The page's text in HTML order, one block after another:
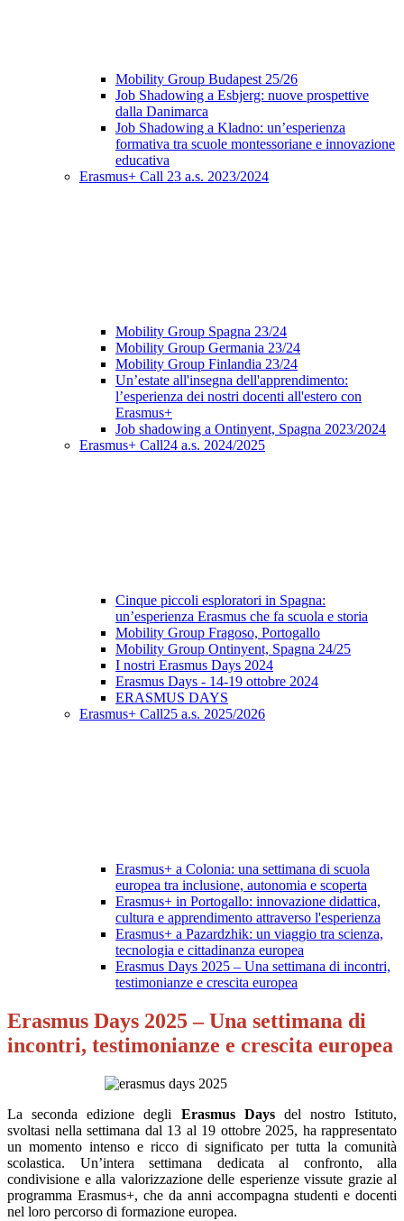
Mobility Group Budapest 25/26
Job Shadowing a Esbjerg: nuove prospettive
dalla Danimarca
Job Shadowing a Kladno: un’esperienza
formativa tra scuole montessoriane e innovazione
educativa
Erasmus+ Call 23 a.s. 2023/2024
Mobility Group Spagna 23/24
Mobility Group Germania 23/24
Mobility Group Finlandia 23/24
Un’estate all'insegna dell'apprendimento:
l’esperienza dei nostri docenti all'estero con
Erasmus+
Job shadowing a Ontinyent, Spagna 2023/2024
Erasmus+ Call24 a.s. 2024/2025
Cinque piccoli esploratori in Spagna:
un’esperienza Erasmus che fa scuola e storia
Mobility Group Fragoso, Portogallo
Mobility Group Ontinyent, Spagna 24/25
I nostri Erasmus Days 2024
Erasmus Days - 14-19 ottobre 2024
ERASMUS DAYS
Erasmus+ Call25 a.s. 2025/2026
Erasmus+ a Colonia: una settimana di scuola
europea tra inclusione, autonomia e scoperta
Erasmus+ in Portogallo: innovazione didattica,
cultura e apprendimento attraverso l'esperienza
Erasmus+ a Pazardzhik: un viaggio tra scienza,
tecnologia e cittadinanza europea
Erasmus Days 2025 – Una settimana di incontri,
testimonianze e crescita europea
Erasmus Days 2025 – Una settimana di
incontri, testimonianze e crescita europea
La seconda edizione degli Erasmus Daysdel nostro Istituto,
svoltasi nella settimana dal 13 al 19 ottobre 2025, ha rappresentato
un momento intenso e ricco di significato per tutta la comunità
scolastica. Un’intera settimana dedicata al confronto, alla
condivisione e alla valorizzazione delle esperienze vissute grazie al
programma Erasmus+, che da anni accompagna studenti e docenti
nel loro percorso di formazione europea.